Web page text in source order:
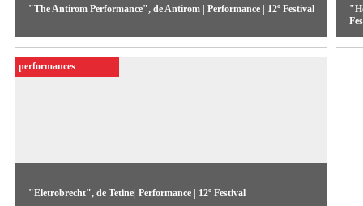
"The Antirom Performance", de Antirom | Performance | 12º Festival
Dois computadores têm papel proeminente, mesclando sons e
imagens continuamente, enquanto performers exploram ao
vivo o dinamismo das sequência audiovisuais.
"Eletrobrecht", de Tetine| Performance | 12º Festival
performances